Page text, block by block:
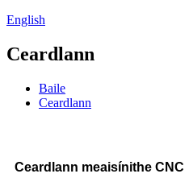
English
Ceardlann
Baile
Ceardlann
Ceardlann meaisínithe CNC